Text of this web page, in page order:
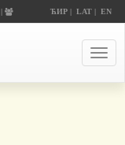
| ЋИР| LAT| EN